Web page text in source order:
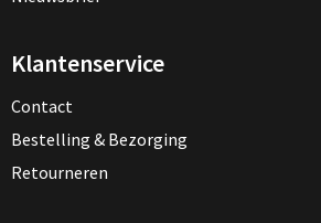
Klantenservice
Contact
Bestelling & Bezorging
Retourneren